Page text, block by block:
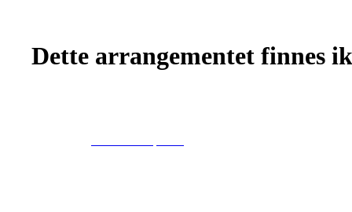
Dette arrangementet finnes